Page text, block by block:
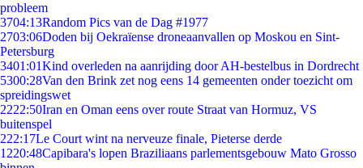
probleem
3704:13Random Pics van de Dag #1977
2703:06Doden bij Oekraïense droneaanvallen op Moskou en Sint-
Petersburg
3401:01Kind overleden na aanrijding door AH-bestelbus in Dordrecht
5300:28Van den Brink zet nog eens 14 gemeenten onder toezicht om
spreidingswet
2222:50Iran en Oman eens over route Straat van Hormuz, VS
buitenspel
222:17Le Court wint na nerveuze finale, Pieterse derde
1220:48Capibara's lopen Braziliaans parlementsgebouw Mato Grosso